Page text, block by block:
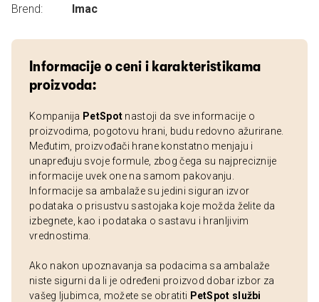
Brend:
Imac
Informacije o ceni i karakteristikama
proizvoda:
Kompanija PetSpot nastoji da sve informacije o
proizvodima, pogotovu hrani, budu redovno ažurirane.
Međutim, proizvođači hrane konstatno menjaju i
unapređuju svoje formule, zbog čega su najpreciznije
informacije uvek one na samom pakovanju.
Informacije sa ambalaže su jedini siguran izvor
podataka o prisustvu sastojaka koje možda želite da
izbegnete, kao i podataka o sastavu i hranljivim
vrednostima.
Ako nakon upoznavanja sa podacima sa ambalaže
niste sigurni da li je određeni proizvod dobar izbor za
vašeg ljubimca, možete se obratiti PetSpot službi